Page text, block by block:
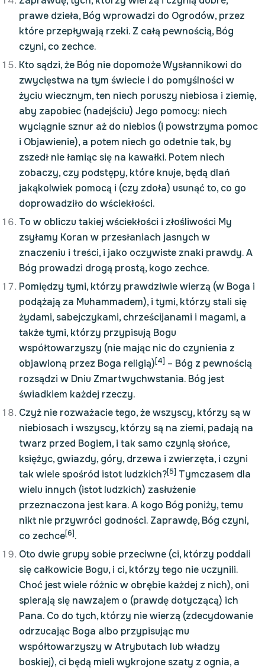
prawe dzieła, Bóg wprowadzi do Ogrodów, przez
które przepływają rzeki. Z całą pewnością, Bóg
czyni, co zechce.
Kto sądzi, że Bóg nie dopomoże Wysłannikowi do
zwycięstwa na tym świecie i do pomyślności w
życiu wiecznym, ten niech poruszy niebiosa i ziemię,
aby zapobiec (nadejściu) Jego pomocy: niech
wyciągnie sznur aż do niebios (i powstrzyma pomoc
i Objawienie), a potem niech go odetnie tak, by
zszedł nie łamiąc się na kawałki. Potem niech
zobaczy, czy podstępy, które knuje, będą dlań
jakąkolwiek pomocą i (czy zdoła) usunąć to, co go
doprowadziło do wściekłości.
To w obliczu takiej wściekłości i złośliwości My
zsyłamy Koran w przesłaniach jasnych w
znaczeniu i treści, i jako oczywiste znaki prawdy. A
Bóg prowadzi drogą prostą, kogo zechce.
Pomiędzy tymi, którzy prawdziwie wierzą (w Boga i
podążają za Muhammadem), i tymi, którzy stali się
żydami, sabejczykami, chrześcijanami i magami, a
także tymi, którzy przypisują Bogu
współtowarzyszy (nie mając nic do czynienia z
objawioną przez Boga religią)[4] – Bóg z pewnością
rozsądzi w Dniu Zmartwychwstania. Bóg jest
świadkiem każdej rzeczy.
Czyż nie rozważacie tego, że wszyscy, którzy są w
niebiosach i wszyscy, którzy są na ziemi, padają na
twarz przed Bogiem, i tak samo czynią słońce,
księżyc, gwiazdy, góry, drzewa i zwierzęta, i czyni
tak wiele spośród istot ludzkich?[5] Tymczasem dla
wielu innych (istot ludzkich) zasłużenie
przeznaczona jest kara. A kogo Bóg poniży, temu
nikt nie przywróci godności. Zaprawdę, Bóg czyni,
co zechce[6].
Oto dwie grupy sobie przeciwne (ci, którzy poddali
się całkowicie Bogu, i ci, którzy tego nie uczynili.
Choć jest wiele różnic w obrębie każdej z nich), oni
spierają się nawzajem o (prawdę dotyczącą) ich
Pana. Co do tych, którzy nie wierzą (zdecydowanie
odrzucając Boga albo przypisując mu
współtowarzyszy w Atrybutach lub władzy
boskiej), ci będą mieli wykrojone szaty z ognia, a